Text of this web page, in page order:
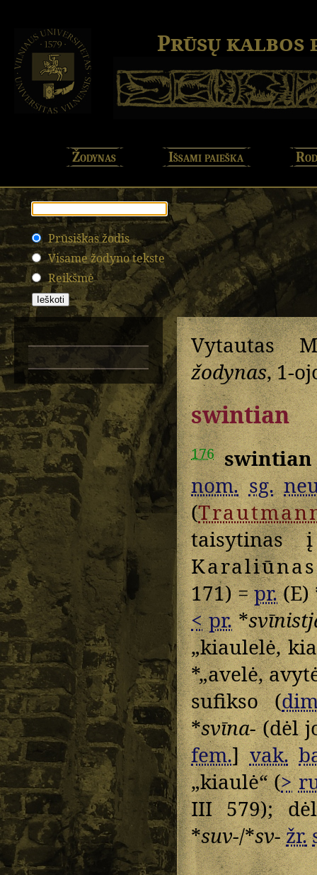
Prūsų kalbos
Žodynas Išsami paieška
Prūsiškas žodis
Visame žodyno tekste
Reikšmė
Vytautas
žodynas, 1-
swintian
176 swintian
nom. sg.
(
Karaliūnas
171) =pr.(E)
< pr.*
„kiaulelė,
*„avelė,
sufikso (
*svīna-(dėl
fem.]vak.
„kiaulė“ (>
III 579);
*suv-/*sv-žr.